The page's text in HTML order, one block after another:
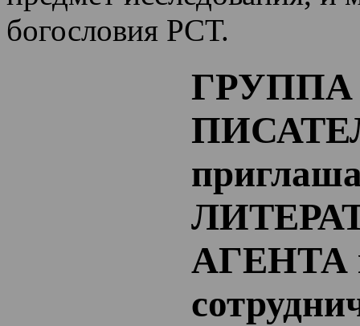
богословия РСТ.
ГРУППА
АГЕНТА